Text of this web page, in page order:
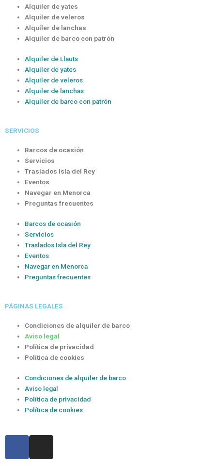
Alquiler de yates
Alquiler de veleros
Alquiler de lanchas
Alquiler de barco con patrón
Alquiler de Llauts
Alquiler de yates
Alquiler de veleros
Alquiler de lanchas
Alquiler de barco con patrón
SERVICIOS
Barcos de ocasión
Servicios
Traslados Isla del Rey
Eventos
Navegar en Menorca
Preguntas frecuentes
Barcos de ocasión
Servicios
Traslados Isla del Rey
Eventos
Navegar en Menorca
Preguntas frecuentes
PÁGINAS LEGALES
Condiciones de alquiler de barco
Aviso legal
Política de privacidad
Política de cookies
Condiciones de alquiler de barco
Aviso legal
Política de privacidad
Política de cookies